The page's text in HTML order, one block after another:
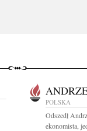
POLSKA
Odszedł
ekonomista,